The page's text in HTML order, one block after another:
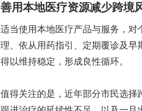
善用本地医疗资源减少跨境
适当使用本地医疗产品与服务，
理、依从用药指引、定期覆诊及
得以维持稳定，形成良性循环。
值得关注的是，近年部分市民选